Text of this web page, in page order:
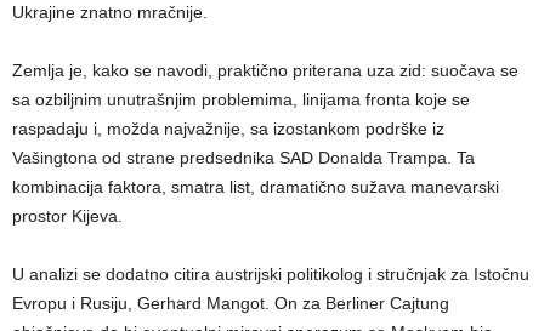
Ukrajine znatno mračnije.
Zemlja je, kako se navodi, praktično priterana uza zid: suočava se
sa ozbiljnim unutrašnjim problemima, linijama fronta koje se
raspadaju i, možda najvažnije, sa izostankom podrške iz
Vašingtona od strane predsednika SAD Donalda Trampa. Ta
kombinacija faktora, smatra list, dramatično sužava manevarski
prostor Kijeva.
U analizi se dodatno citira austrijski politikolog i stručnjak za Istočnu
Evropu i Rusiju, Gerhard Mangot. On za Berliner Cajtung